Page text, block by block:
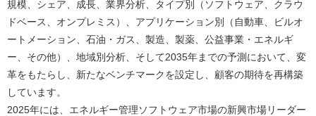
規模、シェア、成長、業界分析、タイプ別（ソフトウェア、クラウ
ドベース、オンプレミス）、アプリケーション別（自動車、ビルオ
ートメーション、石油・ガス、製造、製薬、公益事業・エネルギ
ー、その他）、地域別分析、そして2035年までの予測において、変
革をもたらし、新たなベンチマークを設定し、顧客の期待を再構築
しています。
2025年には、エネルギー管理ソフトウェア市場の新興市場リーダー